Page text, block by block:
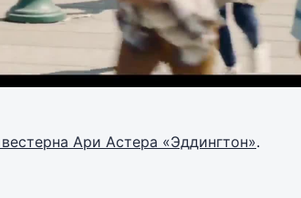
Ари Астера «Эддингтон».